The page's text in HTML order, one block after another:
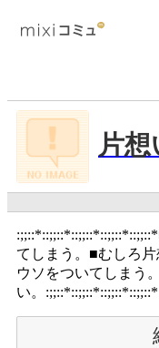
片
てしまう。■むしろ
ウソをついてしまう
い。